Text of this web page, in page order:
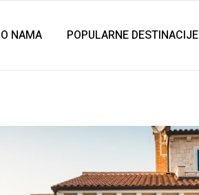
O NAMA POPULARNE DESTINACIJE